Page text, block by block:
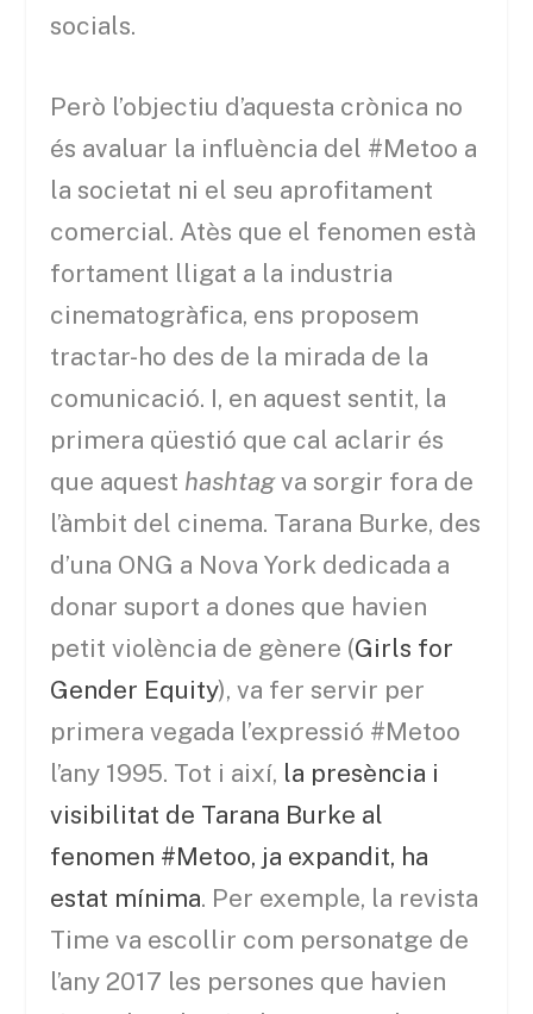
socials.
Però l’objectiu d’aquesta crònica no
és avaluar la influència del #Metoo a
la societat ni el seu aprofitament
comercial. Atès que el fenomen està
fortament lligat a la industria
cinematogràfica, ens proposem
tractar-ho des de la mirada de la
comunicació. I, en aquest sentit, la
primera qüestió que cal aclarir és
que aquest hashtagva sorgir fora de
l’àmbit del cinema. Tarana Burke, des
d’una ONG a Nova York dedicada a
donar suport a dones que havien
petit violència de gènere (Girls for
Gender Equity), va fer servir per
primera vegada l’expressió #Metoo
l’any 1995. Tot i així, la presència i
visibilitat de Tarana Burke al
fenomen #Metoo, ja expandit, ha
estat mínima. Per exemple, la revista
Time va escollir com personatge de
l’any 2017 les persones que havien